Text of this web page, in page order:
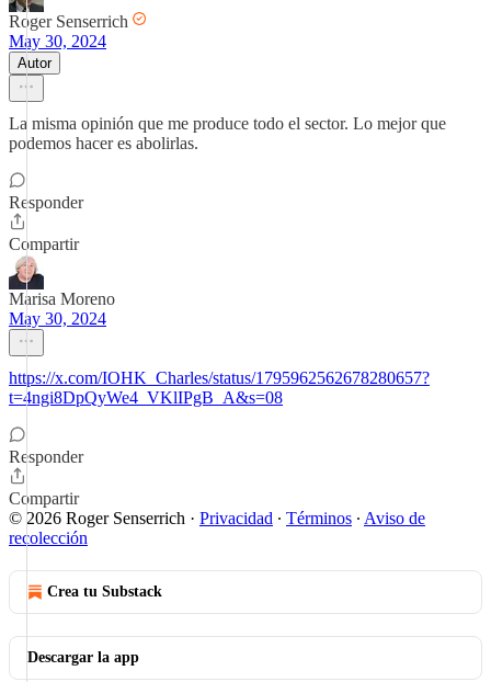
Roger Senserrich
May 30, 2024
Autor
La misma opinión que me produce todo el sector. Lo mejor que
podemos hacer es abolirlas.
Responder
Compartir
Marisa Moreno
May 30, 2024
https://x.com/IOHK_Charles/status/1795962562678280657?
t=4ngi8DpQyWe4_VKlIPgB_A&s=08
Responder
Compartir
© 2026 Roger Senserrich · Privacidad ∙ Términos ∙ Aviso de
recolección
Crea tu Substack
Descargar la app